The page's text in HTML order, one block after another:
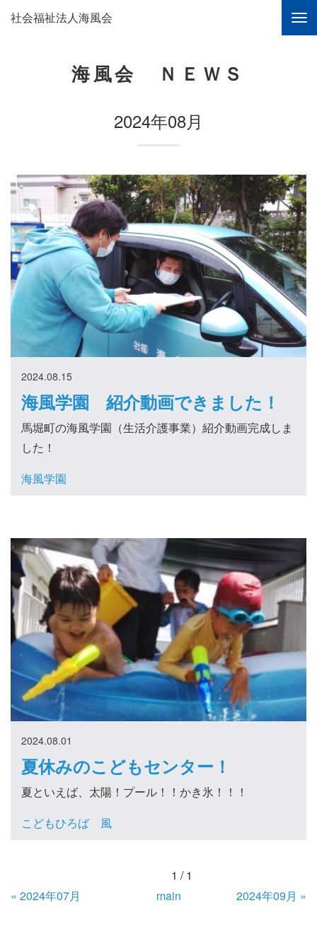
社会福祉法人海風会
海風会 ＮＥＷＳ
2024年08月
海風学園 紹介動画できました！
2024.08.15
馬堀町の海風学園（生活介護事業）紹介動画完成しま
した！
海風学園
夏休みのこどもセンター！
2024.08.01
夏といえば、太陽！プール！！かき氷！！！
こどもひろば 風
1 / 1
« 2024年07月 main 2024年09月 »